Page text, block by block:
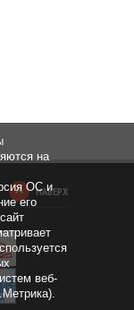
НАВЕРХ
на
ОС и
его
веб-